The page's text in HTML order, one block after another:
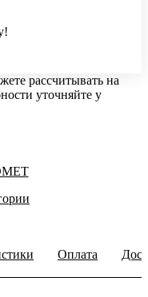
рассчитывать на
уточняйте у
Оплата